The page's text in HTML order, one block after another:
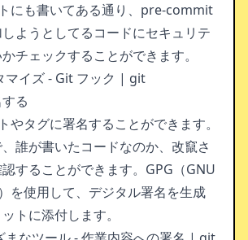
にも書いてある通り、pre-commit
ようとしてるコードにセキュリテ
チェックすることができます。
マイズ - Git フック | git
る
やタグに署名することができます。
誰が書いたコードなのか、改竄さ
することができます。GPG（GNU
を使用して、デジタル署名を生成
トに添付します。